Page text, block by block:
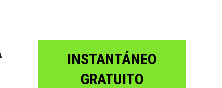
INSTANTÁNEO
GRATUITO